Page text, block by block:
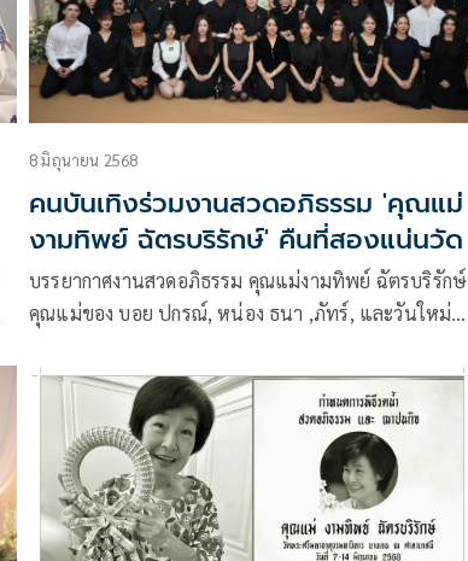
8 มิถุนายน 2568
คนบันเทิงร่วมงานสวดอภิธรรม 'คุณแม่
งามทิพย์ ฉัตรบริรักษ์' คืนที่สองแน่นวัด
บรรยากาศงานสวดอภิธรรม คุณแม่งามทิพย์ ฉัตรบริรักษ์
คุณแม่ของ บอย ปกรณ์, หน่อง ธนา ,ภัทร์, และวันใหม่
มิถุนายนที่ผ่านมา ด้วยอาการของโรคมะเร็ง หลังเข้ารับ
การรักษามาสักระยะหนึ่ง โดยมีลูก ๆ และครอบครัวคอย
เป็นกำลังใจและอยู่เคียงข้างตลอดเวลาที่คุณแม่ต่อสู้กับ
โรคร้าย